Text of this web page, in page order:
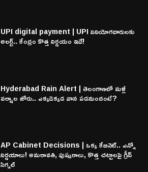
UPI digital payment | UPI వినియోగదారులకు
అలర్ట్.. కేంద్రం కొత్త నిర్ణయం ఇదే!
Hyderabad Rain Alert | తెలంగాణలో మళ్లీ
వర్షాల జోరు.. ఎక్కడెక్కడ వాన పడనుందంటే?
AP Cabinet Decisions | ఒక్క కేబినెట్.. ఎన్నో
నిర్ణయాలు! అమరావతి, పుష్కరాలు, కొత్త చట్టాలపై గ్రీన్
సిగ్నల్